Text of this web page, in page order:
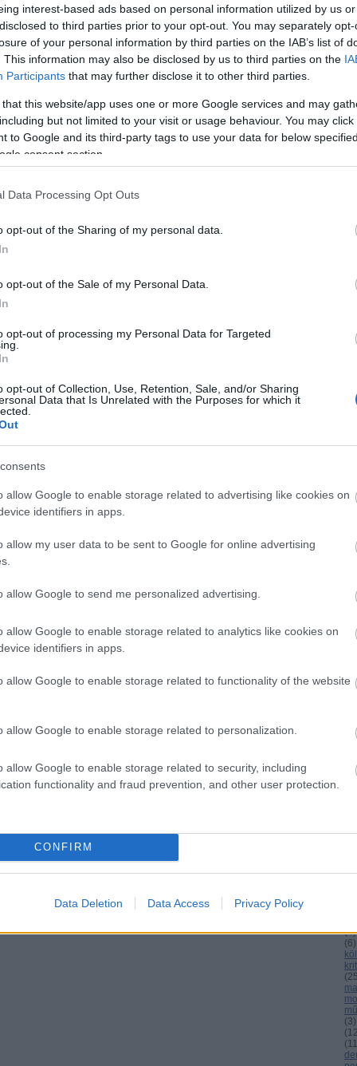
interest-based ads based on personal information utilized by us
to third parties prior to your opt-out. You may separately
of your personal information by third parties on the IAB’s list of
This information may also be disclosed by us to third parties on the
Participants that may further disclose it to other third parties.
that this website/app uses one or more Google services and may
but not limited to your visit or usage behaviour. You may
to Google and its third-party tags to use your data for below
consent section.
Data Processing Opt Outs
opt-out of the Sharing of my personal data.
opt-out of the Sale of my Personal Data.
opt-out of processing my Personal Data for Targeted
opt-out of Collection, Use, Retention, Sale, and/or Sharing
Data that Is Unrelated with the Purposes for which it
allow Google to enable storage related to advertising like cookies on
identifiers in apps.
allow my user data to be sent to Google for online advertising
allow Google to send me personalized advertising.
allow Google to enable storage related to analytics like cookies on
identifiers in apps.
allow Google to enable storage related to functionality of the website
allow Google to enable storage related to personalization.
allow Google to enable storage related to security, including
functionality and fraud prevention, and other user protection.
CONFIRM
Data Deletion Data Access Privacy Policy
(8)
(4)
(6)
(25
(3)
(12
(11
lovagja
id/1863349
tartalomnak minősülnek, értük a szolgáltatás technikai
üzemeltetője semmilyen felelősséget nem vállal,
Részletek aFelhasználási feltételekbenés azadatvédelmi tájékoztatóban.
a kevés poszt miatt? Mindenesetre vékonyka anyag
index címlap:
robbantak-az-ukran-parlamentben-egy-oroszukran-
robbantak-az-ukran-parlamentben-egy-oroszukran-
SÜTI BEÁLLÍTÁSOK MÓDOSÍTÁSA